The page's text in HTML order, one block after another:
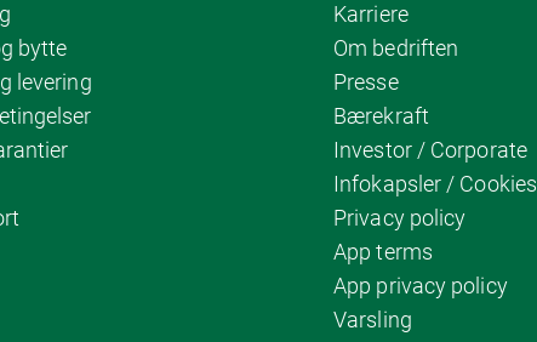
bytte
levering
Karriere
Om bedriften
Presse
Bærekraft
Investor / Corporate
Infokapsler / Cookies
Privacy policy
App terms
App privacy policy
Varsling